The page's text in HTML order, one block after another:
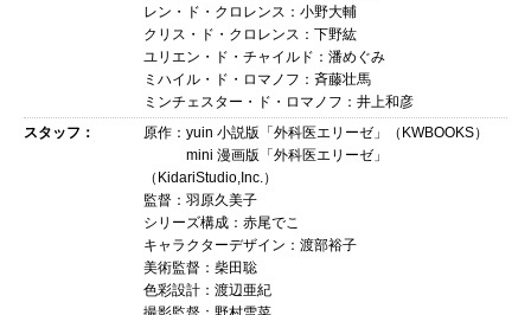
レン・ド・クロレンス：小野大輔
クリス・ド・クロレンス：下野紘
ユリエン・ド・チャイルド：潘めぐみ
ミハイル・ド・ロマノフ：斉藤壮馬
ミンチェスター・ド・ロマノフ：井上和彦
スタッフ：
原作：yuin 小説版「外科医エリーゼ」（KWBOOKS）
mini 漫画版「外科医エリーゼ」
（KidariStudio,Inc.）
監督：羽原久美子
シリーズ構成：赤尾でこ
キャラクターデザイン：渡部裕子
美術監督：柴田聡
色彩設計：渡辺亜紀